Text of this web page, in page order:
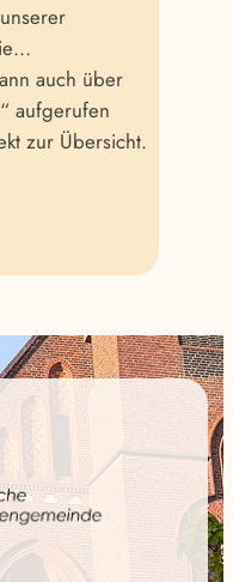
auch über
aufgerufen
zur Übersicht.